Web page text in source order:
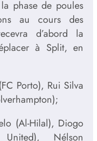
phase de poules
au cours des
d’abord la
à Split, en
Porto), Rui Silva
(Al-Hilal), Diogo
Nélson